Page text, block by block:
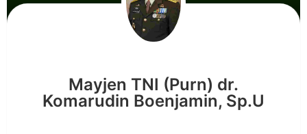
Mayjen TNI (Purn) dr.
Komarudin Boenjamin, Sp.U